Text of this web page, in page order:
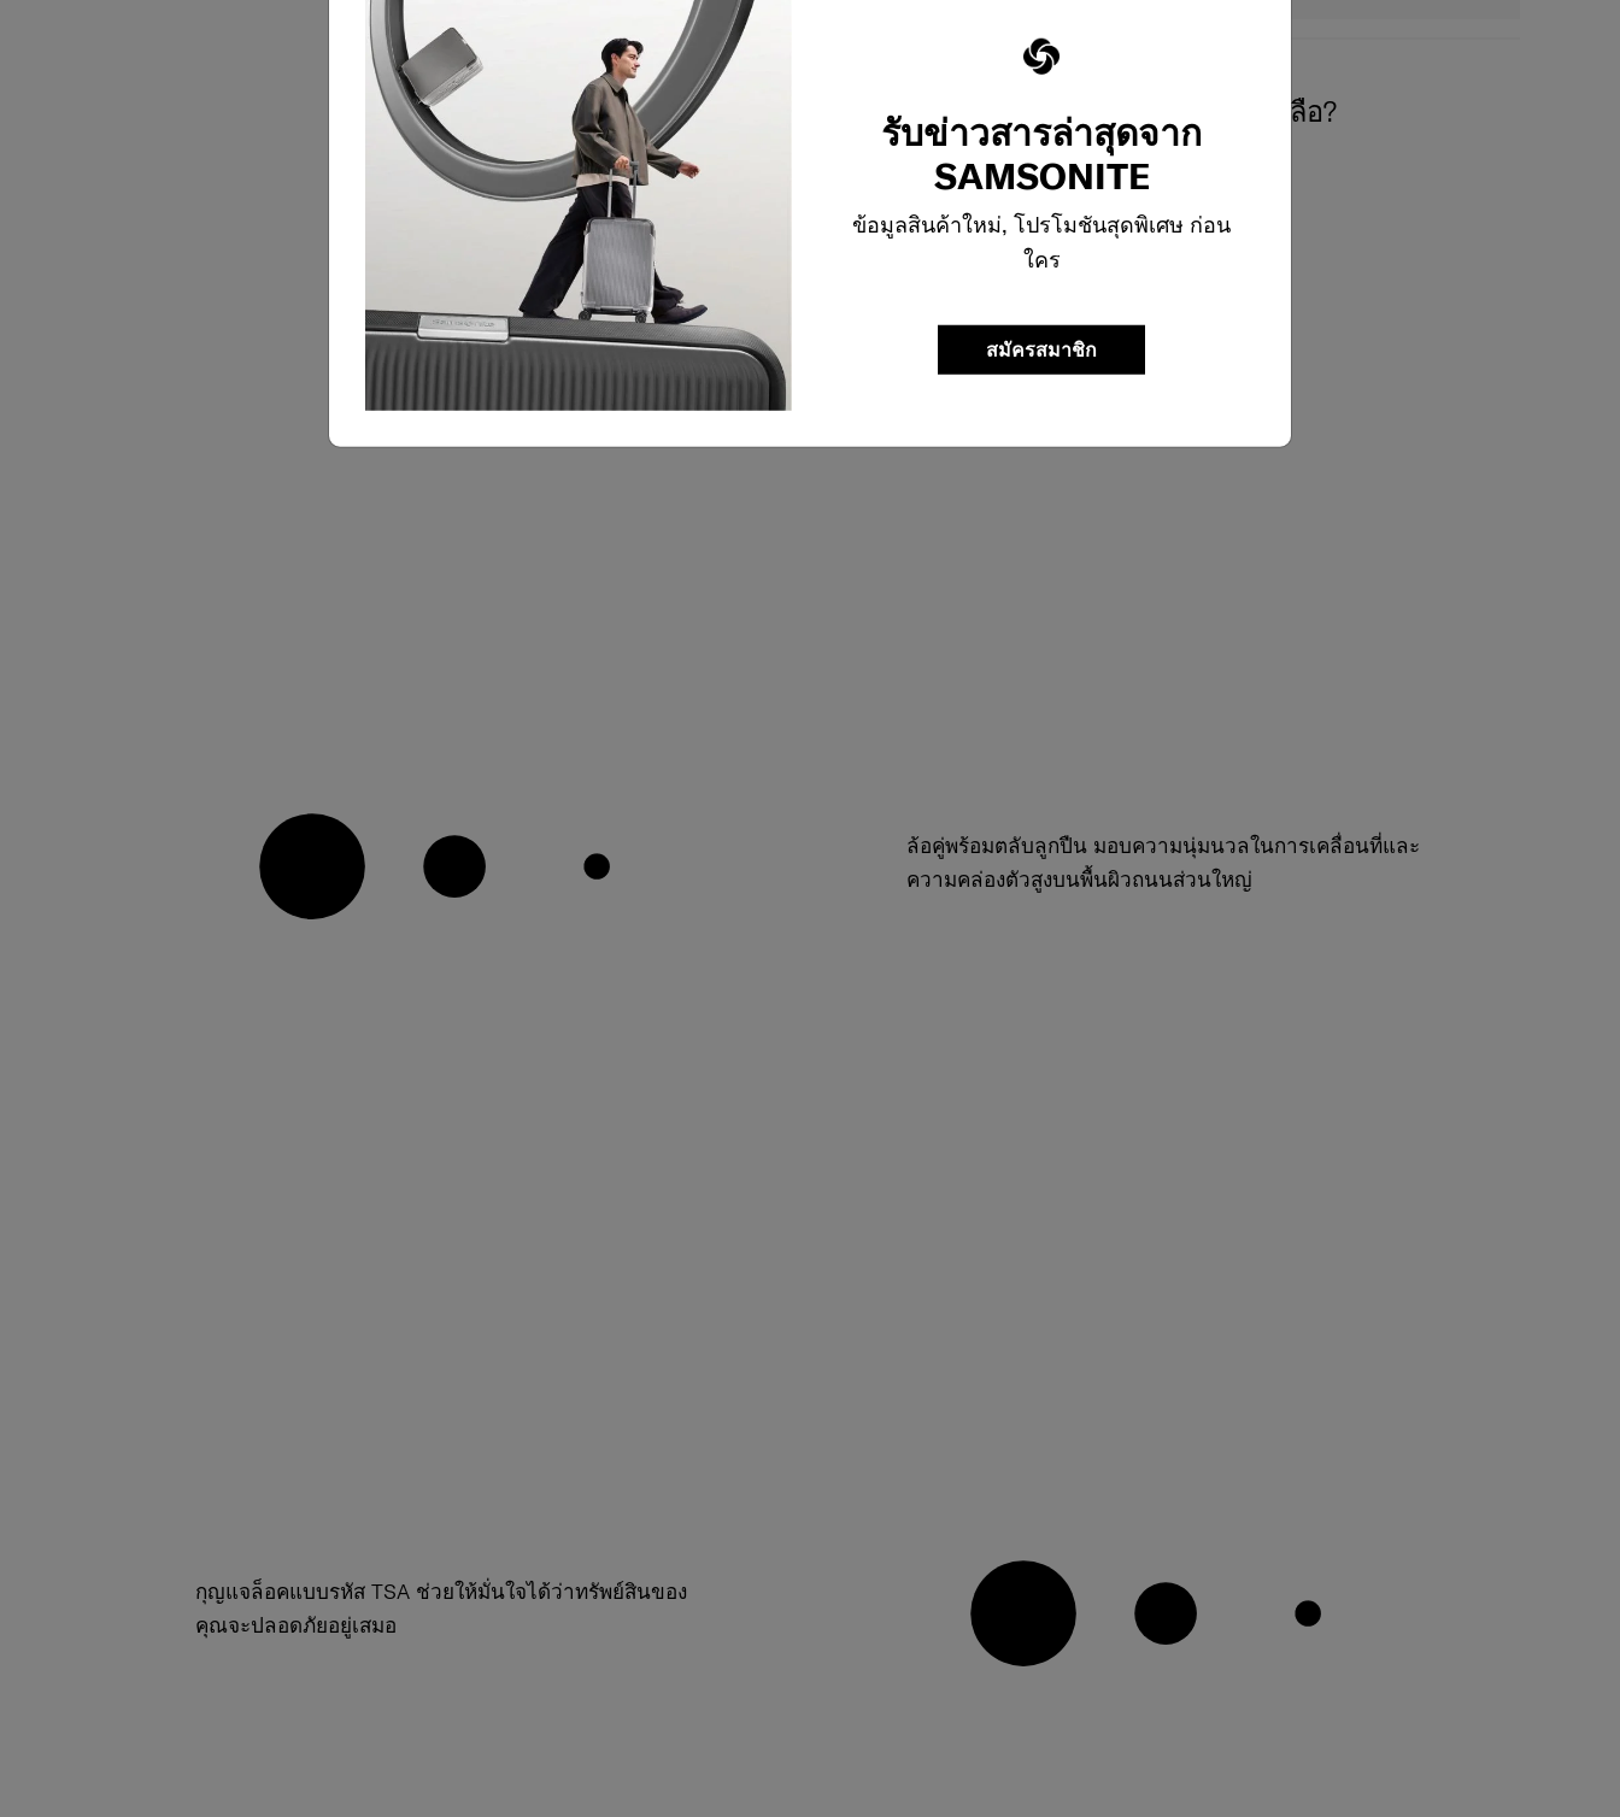
รับข่าวสารล่าสุดจาก
SAMSONITE
ข้อมูลสินค้าใหม่, โปรโมชันสุดพิเศษ ก่อน
ใคร
สมัครสมาชิก
ต้องการความช่วยเหลือ?
02-761-9999
ล้อคู่พร้อมตลับลูกปืน มอบความนุ่มนวลในการเคลื่อนที่และ
ความคล่องตัวสูงบนพื้นผิวถนนส่วนใหญ่
กุญแจล็อคแบบรหัส TSA ช่วยให้มั่นใจได้ว่าทรัพย์สินของ
คุณจะปลอดภัยอยู่เสมอ